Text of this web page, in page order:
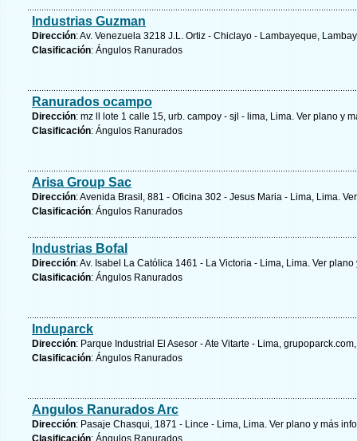
Industrias Guzman
Dirección: Av. Venezuela 3218 J.L. Ortiz - Chiclayo - Lambayeque,
Clasificación: Ángulos Ranurados
Ranurados ocampo
Dirección: mz ll lote 1 calle 15, urb. campoy - sjl - lima, Lima. Ver plano y
Clasificación: Ángulos Ranurados
Arisa Group Sac
Dirección: Avenida Brasil, 881 - Oficina 302 - Jesus Maria - Lima, Lima.
Clasificación: Ángulos Ranurados
Industrias Bofal
Dirección: Av. Isabel La Católica 1461 - La Victoria - Lima, Lima. Ver plano
Clasificación: Ángulos Ranurados
Induparck
Dirección: Parque Industrial El Asesor - Ate Vitarte - Lima,
Clasificación: Ángulos Ranurados
Angulos Ranurados Arc
Dirección: Pasaje Chasqui, 1871 - Lince - Lima, Lima. Ver plano y más
Clasificación: Ángulos Ranurados